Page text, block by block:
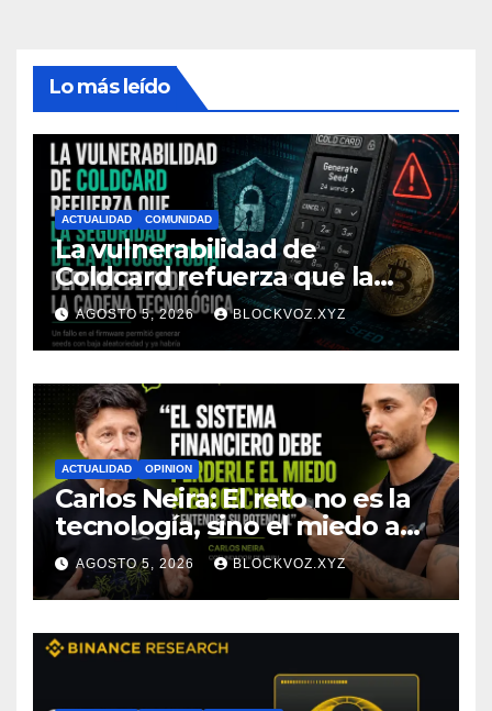
Lo más leído
ACTUALIDAD COMUNIDAD
La vulnerabilidad de
Coldcard refuerza que la
seguridad de la autocustodia
depende de toda la cadena
tecnológica, afirma CoinEx
Research
AGOSTO 5, 2026 BLOCKVOZ.XYZ
ACTUALIDAD OPINION
Carlos Neira: El reto no es la
tecnología, sino el miedo a
entenderla
AGOSTO 5, 2026 BLOCKVOZ.XYZ